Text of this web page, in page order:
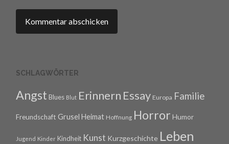
SCHLAGWÖRTER
Angst Blues Blut Erinnern Essay Europa Familie
Freundschaft Grusel Heimat Hoffnung Horror Humor
Jugend Kinder Kindheit Kunst Kurzgeschichte Leben